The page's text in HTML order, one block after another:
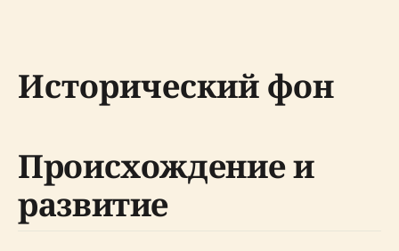
Исторический фон
Происхождение и
развитие